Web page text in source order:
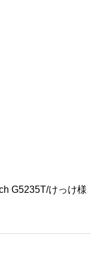
G5235T/けっけ様